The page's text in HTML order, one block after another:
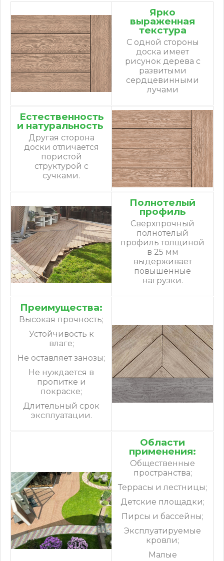
Ярко
выраженная
текстура
С одной стороны
доска имеет
рисунок дерева с
развитыми
сердцевинными
лучами
Естественность
и натуральность
Другая сторона
доски отличается
пористой
структурой с
сучками.
Полнотелый
профиль
Сверхпрочный
полнотелый
профиль толщиной
в 25 мм
выдерживает
повышенные
нагрузки.
Преимущества:
Высокая прочность;
Устойчивость к
влаге;
Не оставляет занозы;
Не нуждается в
пропитке и
покраске;
Длительный срок
эксплуатации.
Области
применения:
Общественные
пространства;
Террасы и лестницы;
Детские площадки;
Пирсы и бассейны;
Эксплуатируемые
кровли;
Малые